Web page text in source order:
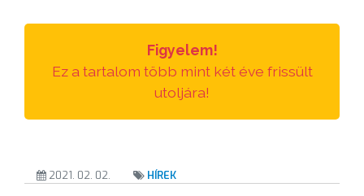
Figyelem!
Ez a tartalom több mint két éve frissült
utoljára!
2021. 02. 02. HÍREK